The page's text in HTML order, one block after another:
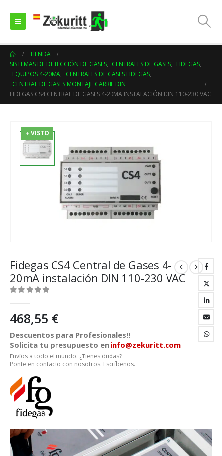
TIENDA
SISTEMAS DE DETECCIÓN DE GASES, CENTRALES DE GASES, FIDEGAS,
EQUIPOS 4-20MA, CENTRALES DE GASES FIDEGAS,
CENTRAL DE GASES MONTAJE CARRIL DIN
FIDEGAS CS4 CENTRAL DE GASES 4-20MA INSTALACIÓN DIN 110-230 VAC
+ VISTO
Fidegas CS4 Central de Gases 4-
20mA instalación DIN 110-230 VAC
468,55 €
Descuentos para Profesionales!!
Solicita tu presupuesto en info@zekuritt.com
Envíos a todo el mundo. ¿Tienes dudas?
Ponte en contacto con nosotros. Escríbenos.